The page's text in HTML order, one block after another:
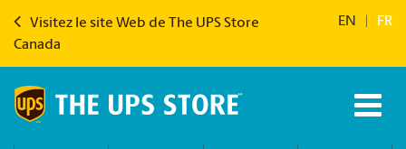
Visitez le site Web de The UPS Store
Canada
EN FR